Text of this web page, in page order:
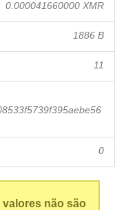
0.000041660000 XMR
1886 B
11
0
não são